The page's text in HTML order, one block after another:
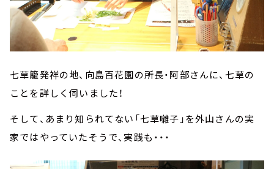
七草籠発祥の地、向島百花園の所長・阿部さんに、七草の
ことを詳しく伺いました！
そして、あまり知られてない「七草囃子」を外山さんの実
家ではやっていたそうで、実践も・・・